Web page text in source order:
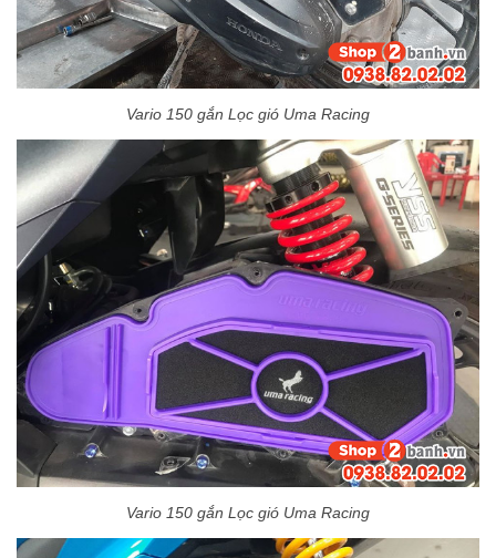
Vario 150 gắn Lọc gió Uma Racing
Vario 150 gắn Lọc gió Uma Racing